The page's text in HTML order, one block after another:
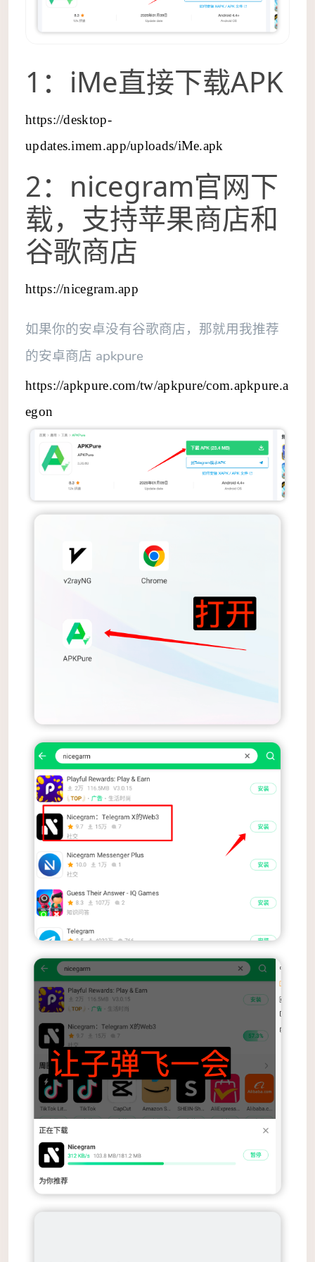
1：iMe直接下载APK
https://desktop-
updates.imem.app/uploads/iMe.apk
2：nicegram官网下
载，支持苹果商店和
谷歌商店
https://nicegram.app
如果你的安卓没有谷歌商店，那就用我推荐
的安卓商店 apkpure
https://apkpure.com/tw/apkpure/com.apkpure.a
egon